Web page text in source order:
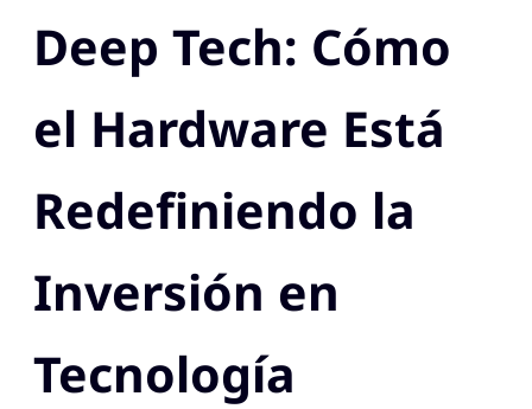
Deep Tech: Cómo
el Hardware Está
Redefiniendo la
Inversión en
Tecnología